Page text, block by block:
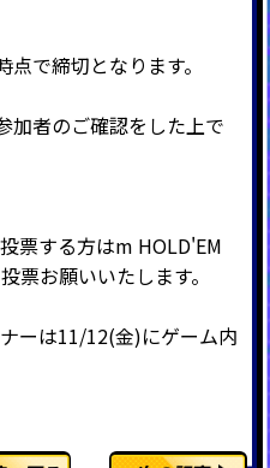
で締切となります。
者のご確認をした上で
票する方はm HOLD'EM
票お願いいたします。
ーは11/12(金)にゲーム内